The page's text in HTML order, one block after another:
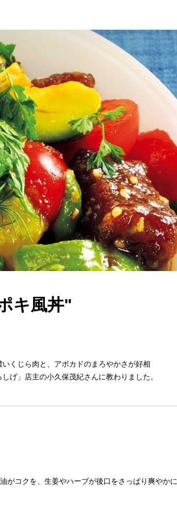
キ風丼"
くじら肉と、アボカドのまろやかさが好相
げ」店主の小久保茂紀さんに教わりました。
がコクを、生姜やハーブが後口をさっぱり爽やかに